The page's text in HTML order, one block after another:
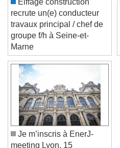
Eiffage construction
recrute un(e) conducteur
travaux principal / chef de
groupe f/h à Seine-et-
Marne
Je m’inscris à EnerJ-